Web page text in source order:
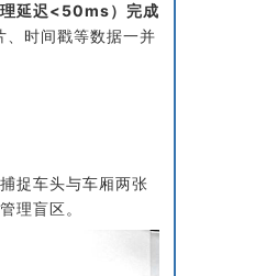
延迟<50ms）完成
、时间戳等数据一并
捉车头与车厢两张
理盲区。